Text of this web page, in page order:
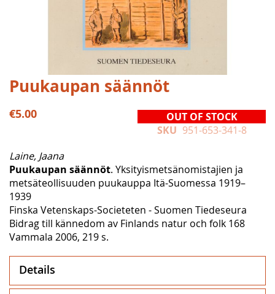
Skip
to
the
beginning
images
gallery
Puukaupan säännöt
€5.00
OUT OF STOCK
SKU 951-653-341-8
Laine, Jaana
Puukaupan säännöt. Yksityismetsänomistajien ja
metsäteollisuuden puukauppa Itä-Suomessa 1919–
1939
Finska Vetenskaps-Societeten - Suomen Tiedeseura
Bidrag till kännedom av Finlands natur och folk 168
Vammala 2006, 219 s.
Details